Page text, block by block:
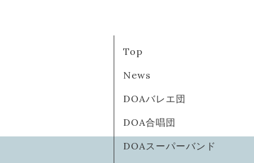
Top
News
DOAバレエ団
DOA合唱団
DOAスーパーバンド